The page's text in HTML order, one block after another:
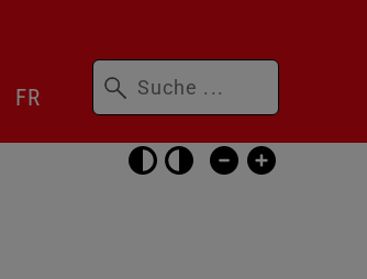
Barrierefrei-
Einstellungen
überspringen
FR
Suchbegriffe